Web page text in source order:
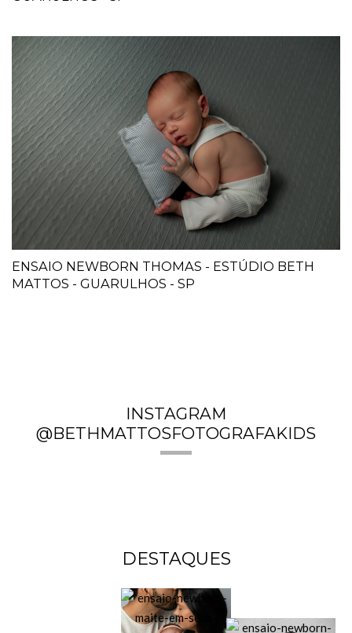
ENSAIO NEWBORN THOMAS - ESTÚDIO BETH
MATTOS - GUARULHOS - SP
INSTAGRAM
@BETHMATTOSFOTOGRAFAKIDS
DESTAQUES